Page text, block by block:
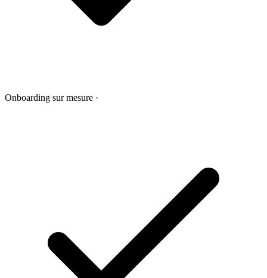
Onboarding sur mesure ·